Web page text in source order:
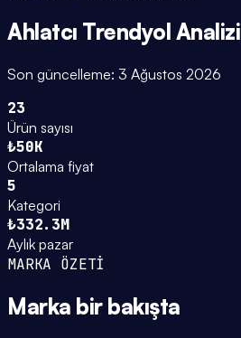
Ahlatcı Trendyol Analizi
Son güncelleme: 3 Ağustos 2026
23
Ürün sayısı
₺50K
Ortalama fiyat
5
Kategori
₺332.3M
Aylık pazar
MARKA ÖZETİ
Marka bir bakışta